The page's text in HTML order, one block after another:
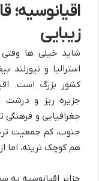
اقیانوسیه؛
زیبایی
شاید خیلی ها وقتی
استرالیا و نیوزلند
کشور بزرگ است.
جزیره ریز و درشت
جغرافیایی و فرهنگی
جنوب، کم جمعیت
هم کوچک ترینه، اما
جزایر اقیانوسیه